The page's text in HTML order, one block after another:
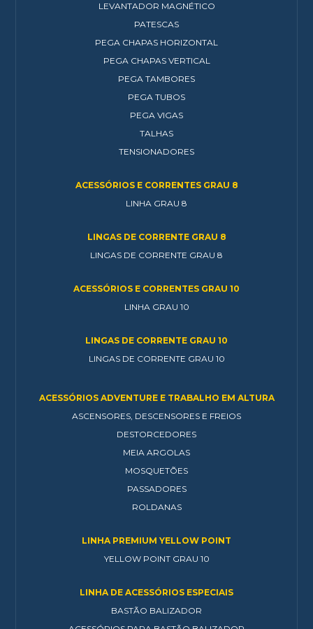
LEVANTADOR MAGNÉTICO
PATESCAS
PEGA CHAPAS HORIZONTAL
PEGA CHAPAS VERTICAL
PEGA TAMBORES
PEGA TUBOS
PEGA VIGAS
TALHAS
TENSIONADORES
ACESSÓRIOS E CORRENTES GRAU 8
LINHA GRAU 8
LINGAS DE CORRENTE GRAU 8
LINGAS DE CORRENTE GRAU 8
ACESSÓRIOS E CORRENTES GRAU 10
LINHA GRAU 10
LINGAS DE CORRENTE GRAU 10
LINGAS DE CORRENTE GRAU 10
ACESSÓRIOS ADVENTURE E TRABALHO EM ALTURA
ASCENSORES, DESCENSORES E FREIOS
DESTORCEDORES
MEIA ARGOLAS
MOSQUETÕES
PASSADORES
ROLDANAS
LINHA PREMIUM YELLOW POINT
YELLOW POINT GRAU 10
LINHA DE ACESSÓRIOS ESPECIAIS
BASTÃO BALIZADOR